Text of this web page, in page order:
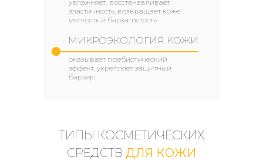
увлажняет, восстанавливает
эластичность, возвращает коже
мягкость и бархатистость
МИКРОЭКОЛОГИЯ КОЖИ
оказывает пребиотический
эффект, укрепляет защитный
барьер
ТИПЫ КОСМЕТИЧЕСКИХ
СРЕДСТВ ДЛЯ КОЖИ